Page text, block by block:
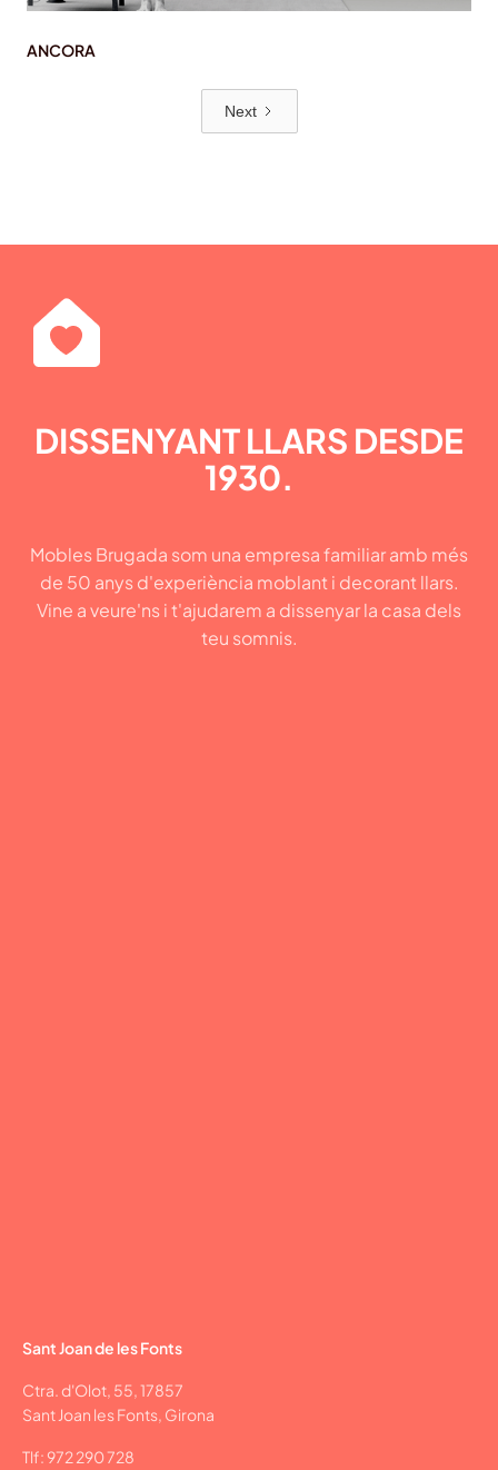
ANCORA
Next
DISSENYANT LLARS DESDE
1930.
Mobles Brugada som una empresa familiar amb més
de 50 anys d'experiència moblant i decorant llars.
Vine a veure'ns i t'ajudarem a dissenyar la casa dels
teu somnis.
Sant Joan de les Fonts
Ctra. d'Olot, 55, 17857
Sant Joan les Fonts, Girona
Tlf: 972 290 728